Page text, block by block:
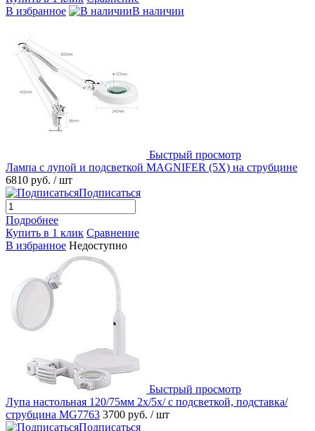
В избранное
В наличии
Быстрый просмотр
Лампа с лупой и подсветкой MAGNIFER (5X) на струбцине
6810 руб. / шт
Подписаться
Подробнее
Купить в 1 клик Сравнение
В избранное Недоступно
Быстрый просмотр
Лупа настольная 120/75мм 2x/5x/ с подсветкой, подставка/
струбцина MG7763 3700 руб. / шт
Подписаться